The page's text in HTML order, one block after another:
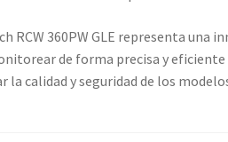
RCW 360PW GLE representa una
de forma precisa y
la calidad y seguridad de los